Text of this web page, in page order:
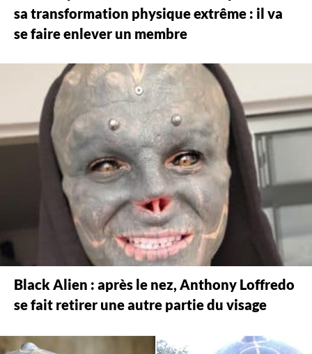
sa transformation physique extrême : il va
se faire enlever un membre
Black Alien : après le nez, Anthony Loffredo
se fait retirer une autre partie du visage